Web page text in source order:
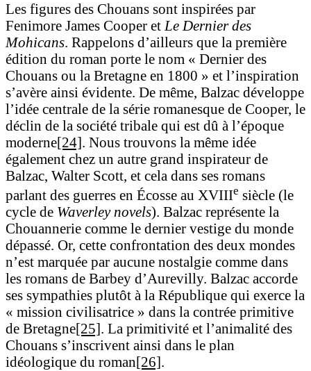
Les figures des Chouans sont inspirées par
Fenimore James Cooper et Le Dernier des
Mohicans. Rappelons d’ailleurs que la première
édition du roman porte le nom « Dernier des
Chouans ou la Bretagne en 1800 » et l’inspiration
s’avère ainsi évidente. De même, Balzac développe
l’idée centrale de la série romanesque de Cooper, le
déclin de la société tribale qui est dû à l’époque
moderne[24]. Nous trouvons la même idée
également chez un autre grand inspirateur de
Balzac, Walter Scott, et cela dans ses romans
parlant des guerres en Écosse au XVIIIe siècle (le
cycle de Waverley novels). Balzac représente la
Chouannerie comme le dernier vestige du monde
dépassé. Or, cette confrontation des deux mondes
n’est marquée par aucune nostalgie comme dans
les romans de Barbey d’Aurevilly. Balzac accorde
ses sympathies plutôt à la République qui exerce la
« mission civilisatrice » dans la contrée primitive
de Bretagne[25]. La primitivité et l’animalité des
Chouans s’inscrivent ainsi dans le plan
idéologique du roman[26].